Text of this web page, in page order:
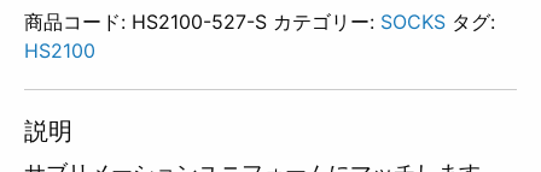
商品コード: HS2100-527-S カテゴリー: SOCKS タグ:
HS2100
説明